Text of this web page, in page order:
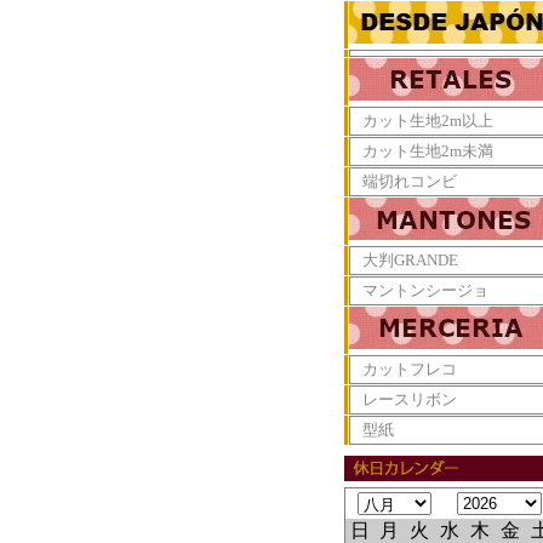
カット生地2m以上
カット生地2m未満
端切れコンビ
大判GRANDE
マントンシージョ
カットフレコ
レースリボン
型紙
日 月 火 水 木 金